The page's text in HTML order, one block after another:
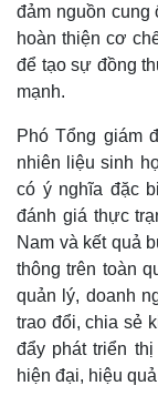
Kinh tế
Bất động sản
Khởi nghiệp
đảm nguồn cung
hoàn thiện cơ
để tạo sự đồng
mạnh.
Phó Tổng giám
nhiên liệu sinh
có ý nghĩa đặc
đánh giá thực
Nam và kết quả
thông trên toàn
quản lý, doanh
trao đổi, chia sẻ
đẩy phát triển
hiện đại, hiệu